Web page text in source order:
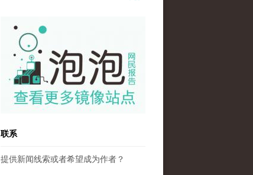
pao-pao-banner-mirror-site-120814.jpg
联系
提供新闻线索或者希望成为作者？